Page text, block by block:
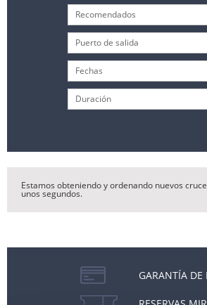
Estamos obteniendo y ordenando nuevos
unos segundos.
GARANTÍA DE